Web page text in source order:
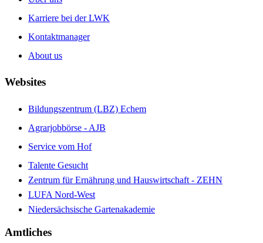
Karriere bei der LWK
Kontaktmanager
About us
Websites
Bildungszentrum (LBZ) Echem
Agrarjobbörse - AJB
Service vom Hof
Talente Gesucht
Zentrum für Ernährung und Hauswirtschaft - ZEHN
LUFA Nord-West
Niedersächsische Gartenakademie
Amtliches